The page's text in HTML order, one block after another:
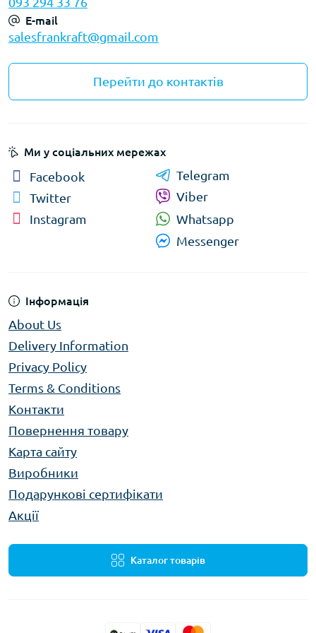
У магазиніFranKraft
металевими, алюмінієвими та пластиковими
довговічність — усе для ефективної роботи
E-mail
salesfrankraft@gmail.com
Перейти до контактів
Інформація
About Us
Delivery Information
Privacy Policy
Terms & Conditions
Контакти
Повернення товару
Карта сайту
Виробники
Подарункові сертифікати
Акції
Каталог товарів
Ми у соціальних мережах
Facebook
Twitter
Instagram
Telegram
Viber
Whatsapp
Messenger